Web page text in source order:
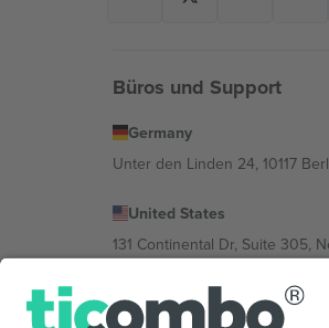
Büros und Support
Germany
Unter den Linden 24, 10117
United States
131 Continental Dr, Suite 305,
Bulgaria